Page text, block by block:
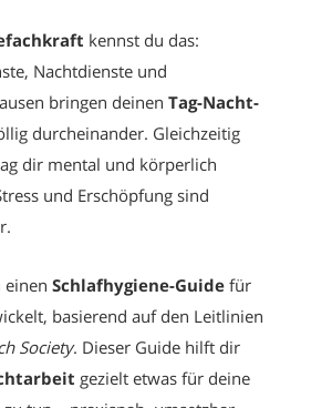
kennst du das:
Nachtdienste und
bringen deinen Tag-Nacht-
durcheinander. Gleichzeitig
dir mental und körperlich
und Erschöpfung sind
einen Schlafhygiene-Guide für
basierend auf den Leitlinien
Society. Dieser Guide hilft dir
gezielt etwas für deine